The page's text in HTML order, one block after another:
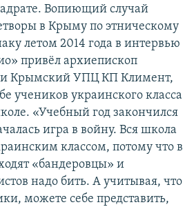
Вопиющий случай
в Крыму по этническому
летом 2014 года в интервью
привёл архиепископ
Крымский УПЦ КП Климент,
учеников украинского класса
«Учебный год закончился
игра в войну. Вся школа
классом, потому что в
«бандеровцы» и
надо бить. А учитывая, что
можете себе представить,